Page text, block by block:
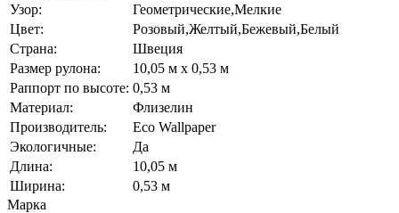
Узор:
Геометрические,Мелкие
Цвет:
Розовый,Желтый,Бежевый,Белый
Страна:
Швеция
Размер рулона:
10,05 м x 0,53 м
Раппорт по высоте: 0,53 м
Материал:
Флизелин
Производитель:
Eco Wallpaper
Экологичные:
Да
Длина:
10,05 м
Ширина:
0,53 м
Марка